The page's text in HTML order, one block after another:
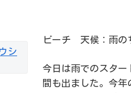
ビーチ 天候：雨
今日は雨でのスター
間も出ました。今年